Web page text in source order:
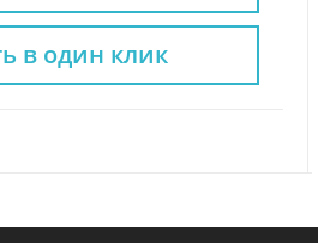
в один клик